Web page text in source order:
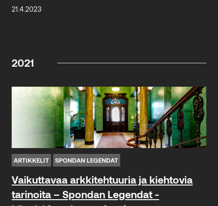
21.4.2023
2021
ARTIKKELIT SPONDAN LEGENDAT
Vaikuttavaa arkkitehtuuria ja kiehtovia
tarinoita – Spondan Legendat -